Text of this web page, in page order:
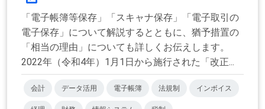
「電子帳簿等保存」「スキャナ保存」「電子取引の
電子保存」について解説するとともに、猶予措置の
「相当の理由」についても詳しくお伝えします。
2022年（令和4年）1月1日から施行された「改正...
会計 データ活用 電子帳簿 法規制 インボイス